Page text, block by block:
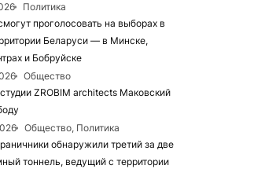
Политика
проголосовать на выборах в
Беларуси — в Минске,
и Бобруйске
Общество
ZROBIM architects Маковский
Общество, Политика
обнаружили третий за две
тоннель, ведущий с территории